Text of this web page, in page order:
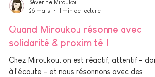
Séverine Miroukou
26 mars
1 min de lecture
Quand Miroukou résonne avec
solidarité & proximité !